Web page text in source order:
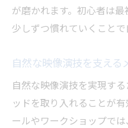
が磨かれます。初心者は最
少しずつ慣れていくことで
自然な映像演技を支える
自然な映像演技を実現す
ッドを取り入れることが
ールやワークショップで